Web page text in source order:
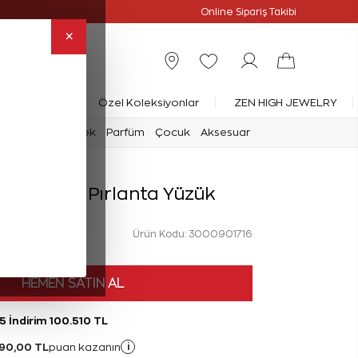
×
Online Sipariş Takibi
Yüzük Özel Koleksiyonlar ZEN HIGH JEWELRY
Erkek Parfüm Çocuk Aksesuar
Baget Pırlanta Yüzük
Ürün Kodu: 3000901716
HEMEN SATIN AL
İndirim 100.510 TL
TL puan kazanın i